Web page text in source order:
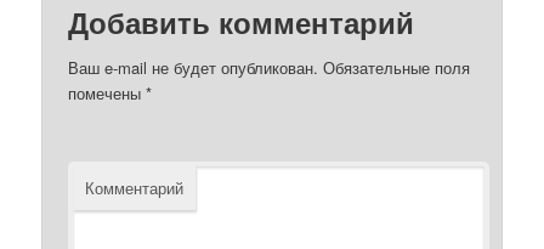
Добавить комментарий
Ваш e-mail не будет опубликован. Обязательные поля
помечены*
Комментарий